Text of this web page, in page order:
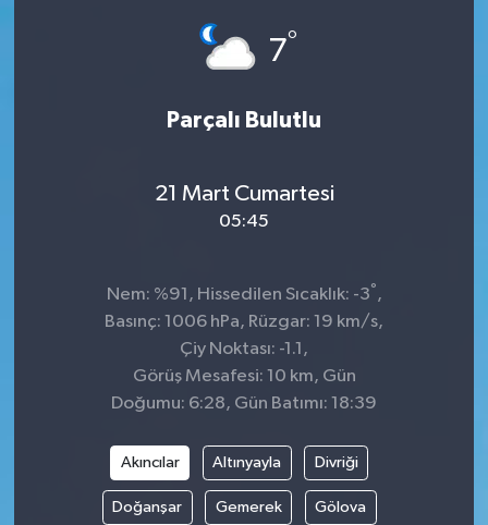
7°
Parçalı Bulutlu
21 Mart Cumartesi
05:45
Nem: %91, Hissedilen Sıcaklık: -3° ,
Basınç: 1006 hPa, Rüzgar: 19 km/s,
Çiy Noktası: -1.1,
Görüş Mesafesi: 10 km, Gün
Doğumu: 6:28, Gün Batımı: 18:39
Akıncılar Altınyayla Divriği
Doğanşar Gemerek Gölova